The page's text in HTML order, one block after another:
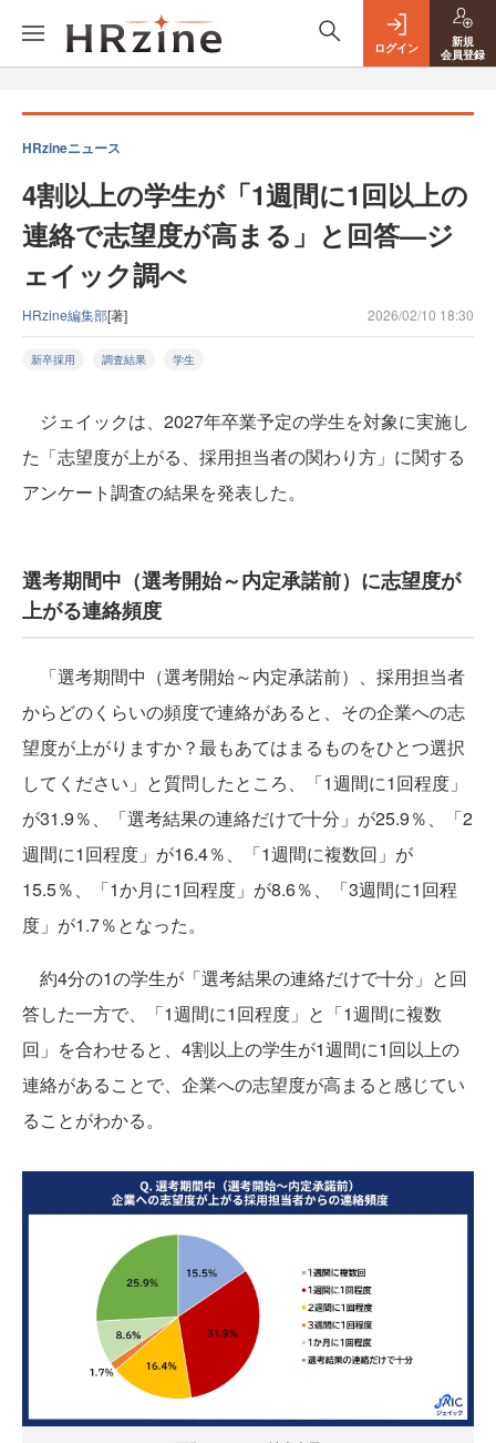
ログイン
新規
会員登録
HRzineニュース
4割以上の学生が「1週間に1回以上の
連絡で志望度が高まる」と回答—ジ
ェイック調べ
HRzine編集部[著] 2026/02/10 18:30
新卒採用 調査結果 学生
ジェイックは、2027年卒業予定の学生を対象に実施し
た「志望度が上がる、採用担当者の関わり方」に関する
アンケート調査の結果を発表した。
選考期間中（選考開始～内定承諾前）に志望度が
上がる連絡頻度
「選考期間中（選考開始～内定承諾前）、採用担当者
からどのくらいの頻度で連絡があると、その企業への志
望度が上がりますか？最もあてはまるものをひとつ選択
してください」と質問したところ、「1週間に1回程度」
が31.9％、「選考結果の連絡だけで十分」が25.9％、「2
週間に1回程度」が16.4％、「1週間に複数回」が
15.5％、「1か月に1回程度」が8.6％、「3週間に1回程
度」が1.7％となった。
約4分の1の学生が「選考結果の連絡だけで十分」と回
答した一方で、「1週間に1回程度」と「1週間に複数
回」を合わせると、4割以上の学生が1週間に1回以上の
連絡があることで、企業への志望度が高まると感じてい
ることがわかる。